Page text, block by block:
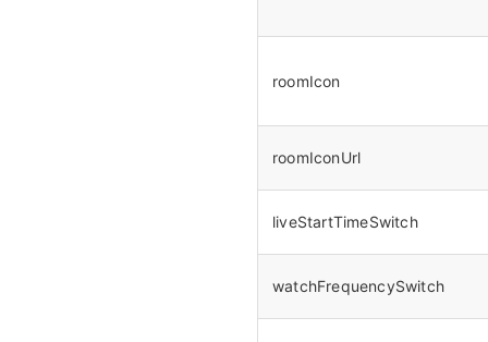
roomIcon
roomIconUrl
liveStartTimeSwitch
watchFrequencySwitch